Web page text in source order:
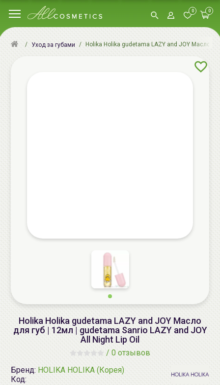
0 0
Уход за губами Holika Holika gudetama LAZY and JOY Масло
Holika Holika gudetama LAZY and JOY Масло
для губ | 12мл | gudetama Sanrio LAZY and JOY
All Night Lip Oil
/ 0 отзывов
Бренд: HOLIKA HOLIKA (Корея)
Код: